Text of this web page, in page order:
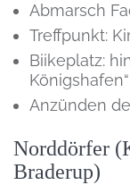
Abmarsch
Treffpunkt:
Biikeplatz:
Königshafen“
Anzünden
Norddörfer
Braderup)